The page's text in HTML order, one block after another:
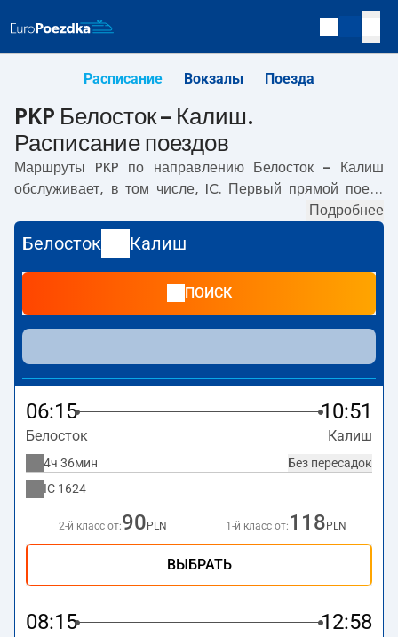
Расписание Вокзалы Поезда
PKP Белосток – Калиш.
Расписание поездов
Маршруты PKP по направлению
Белосток – Калиш
обслуживает, в том числе,
IC. Первый прямой поезд
с вокзала PKP Белосток по адресу
Kolejowa, 15-001 Bialystok
отправляется в 20:15. Самое быстрое путешествие
предлагает прямой поездMICKIEWICZ. Поездка на нём
. По маршрутуБелосток
курсируют другие поезда:- предлагают более низкую
цену билета и, как правило, более долгое время в пути.
Поезд заканчивает маршрут на станции Калиш по
адресу62-800 Kalisz.
Подробнее
Белосток Калиш
ПОИСК
06:15 10:51
Белосток Калиш
Без пересадок
4ч 36мин
IC 1624
2-й класс от:90 PLN 1-й класс от: 118 PLN
ВЫБРАТЬ
08:15 12:58